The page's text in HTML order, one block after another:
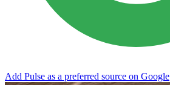
Add Pulse as a preferred source on Google